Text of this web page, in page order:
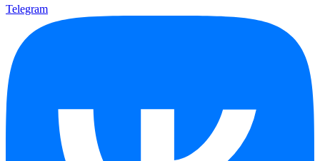
Telegram